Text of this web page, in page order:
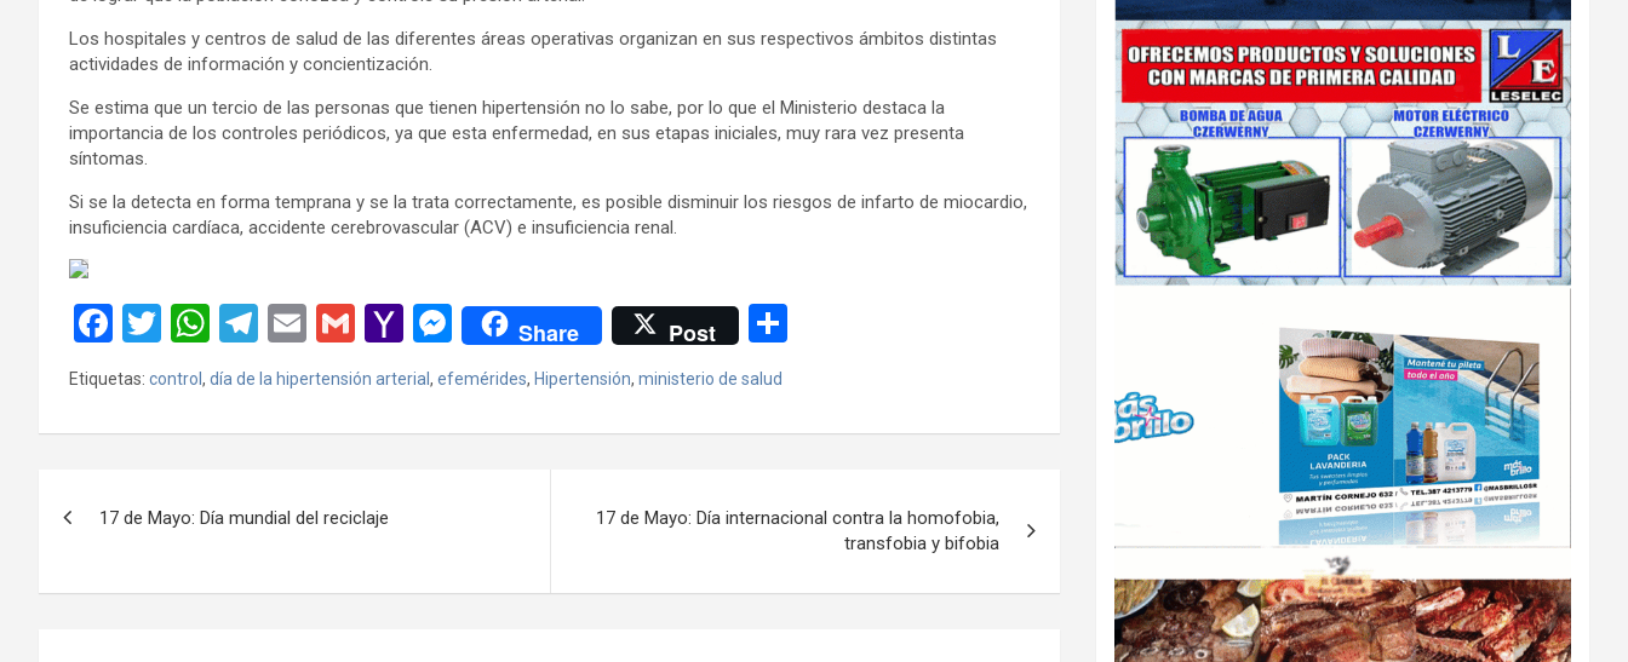
Los hospitales y centros de salud de las diferentes áreas operativas organizan en sus respectivos ámbitos distintas
actividades de información y concientización.
Se estima que un tercio de las personas que tienen hipertensión no lo sabe, por lo que el Ministerio destaca la
importancia de los controles periódicos, ya que esta enfermedad, en sus etapas iniciales, muy rara vez presenta
síntomas.
Si se la detecta en forma temprana y se la trata correctamente, es posible disminuir los riesgos de infarto de miocardio,
insuficiencia cardíaca, accidente cerebrovascular (ACV) e insuficiencia renal.
F
a
ce
b
o
T
wi
tt
er
W
h
at
s
p
T
el
e
gr
m
E
m
ail
G
m
ail
Y
a
h
o
M
es
se
n
Share Post
p
tir
Etiquetas: control, día de la hipertensión arterial, efemérides, Hipertensión, ministerio de salud
entradas
17 de Mayo: Día mundial del reciclaje
17 de Mayo: Día internacional contra la homofobia,
transfobia y bifobia